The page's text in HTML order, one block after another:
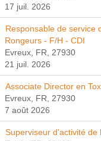
17 juil. 2026
Responsable de service
Rongeurs - F/H - CDI
Evreux, FR, 27930
21 juil. 2026
Associate Director en
Evreux, FR, 27930
7 août 2026
Superviseur d'activité de